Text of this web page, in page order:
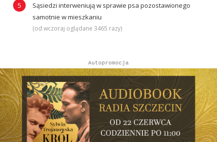
Sąsiedzi interweniują w sprawie psa pozostawionego
samotnie w mieszkaniu
(od wczoraj oglądane 3465 razy)
Autopromocja